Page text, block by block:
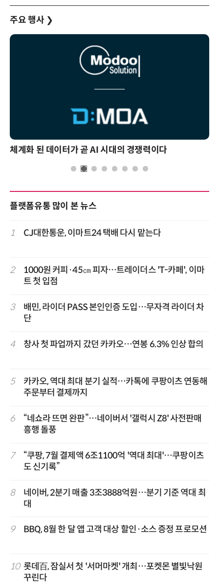
주요 행사 ❯
체계화 된 데이터가 곧 AI 시대의 경쟁력이다
플랫폼유통 많이 본 뉴스
1 CJ대한통운, 이마트24 택배 다시 맡는다
2
1000원 커피·45㎝ 피자…트레이더스 'T-카페', 이마
트 첫 입점
3
배민, 라이더 PASS 본인인증 도입…무자격 라이더 차
단
4 창사 첫 파업까지 갔던 카카오…연봉 6.3% 인상 합의
5
카카오, 역대 최대 분기 실적…카톡에 쿠팡이츠 연동해
주문부터 결제까지
6
“네쇼라 뜨면 완판”…네이버서 '갤럭시 Z8' 사전판매
흥행 돌풍
7
“쿠팡, 7월 결제액 6조1100억 '역대 최대'…쿠팡이츠
도 신기록”
8
네이버, 2분기 매출 3조3888억원…분기 기준 역대 최
대
9 BBQ, 8월 한 달 앱 고객 대상 할인·소스 증정 프로모션
10 롯데百, 잠실서 첫 '서머마켓' 개최…포켓몬 별빛낙원
꾸린다